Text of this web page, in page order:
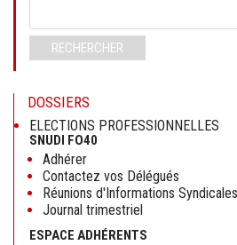
clés
RECHERCHER
DOSSIERS
ELECTIONS PROFESSIONNELLES
SNUDI FO40
Adhérer
Contactez vos Délégués
Réunions d'Informations
Journal trimestriel
ESPACE ADHÉRENTS